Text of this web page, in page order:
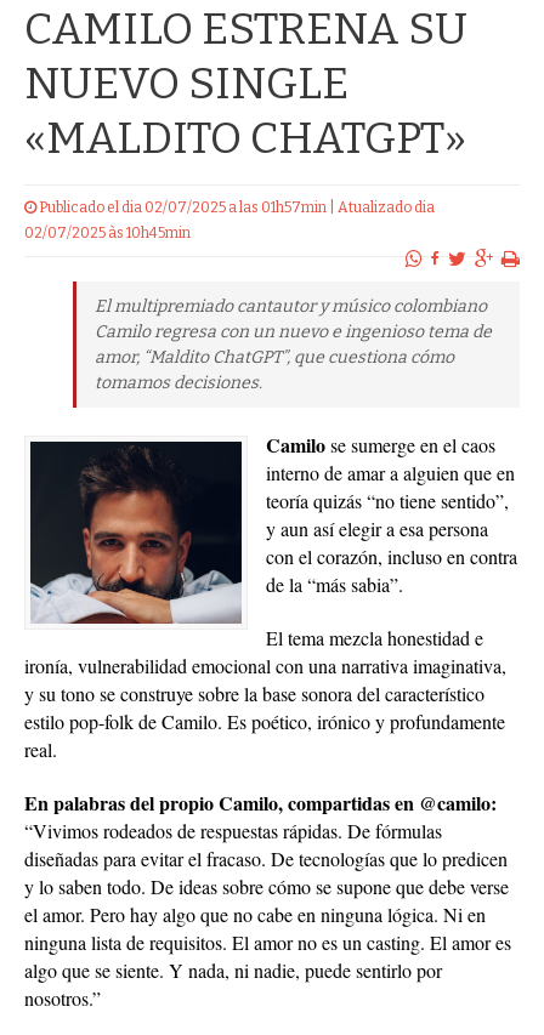
CAMILO ESTRENA SU
NUEVO SINGLE
«MALDITO CHATGPT»
Publicado el dia 02/07/2025 a las 01h57min | Atualizado dia
02/07/2025 às 10h45min
El multipremiado cantautor y músico colombiano
Camilo regresa con un nuevo e ingenioso tema de
amor, “Maldito ChatGPT”, que cuestiona cómo
tomamos decisiones.
Camilose sumerge en el caos
interno de amar a alguien que en
teoría quizás “no tiene sentido”,
y aun así elegir a esa persona
con el corazón, incluso en contra
de la “más sabia”.
El tema mezcla honestidad e
ironía, vulnerabilidad emocional con una narrativa imaginativa,
y su tono se construye sobre la base sonora del característico
estilo pop-folk de Camilo. Es poético, irónico y profundamente
real.
En palabras del propio Camilo, compartidas en @camilo:
“Vivimos rodeados de respuestas rápidas. De fórmulas
diseñadas para evitar el fracaso. De tecnologías que lo predicen
y lo saben todo. De ideas sobre cómo se supone que debe verse
el amor. Pero hay algo que no cabe en ninguna lógica. Ni en
ninguna lista de requisitos. El amor no es un casting. El amor es
algo que se siente. Y nada, ni nadie, puede sentirlo por
nosotros.”